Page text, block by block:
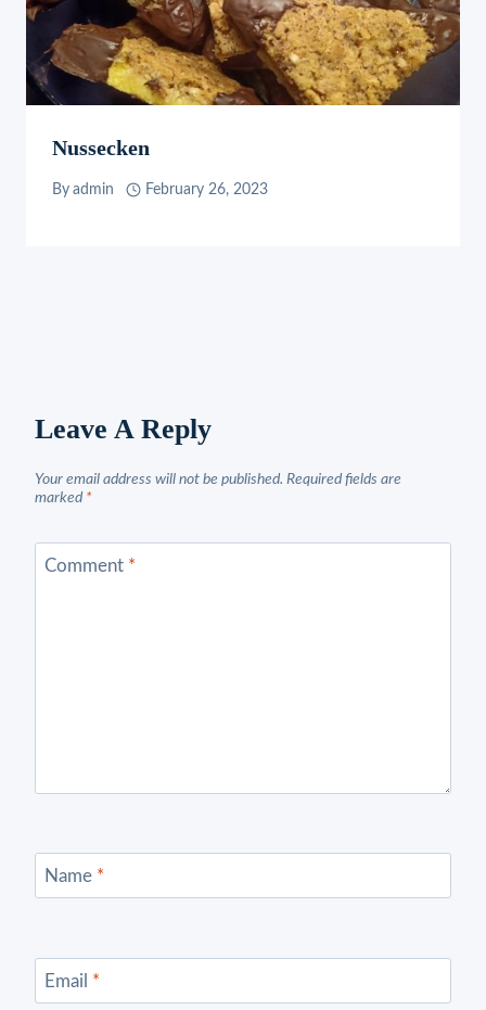
Nussecken
By admin February 26, 2023
Leave A Reply
Your email address will not be published. Required fields are
marked *
Comment *
Name *
Email *